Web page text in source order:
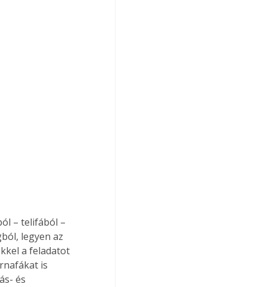
– telifából –
legyen az
a feladatot
is
és